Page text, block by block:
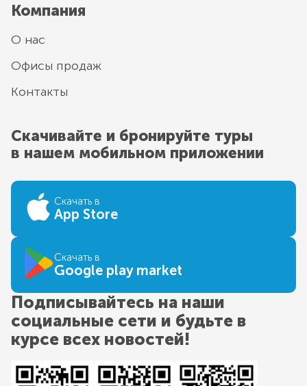
Компания
О нас
Офисы продаж
Контакты
Скачивайте и бронируйте туры
в нашем мобильном приложении
Скачать в
App Store
Скачать в
Google play market
Подписывайтесь на наши
социальные сети и будьте в
курсе всех новостей!